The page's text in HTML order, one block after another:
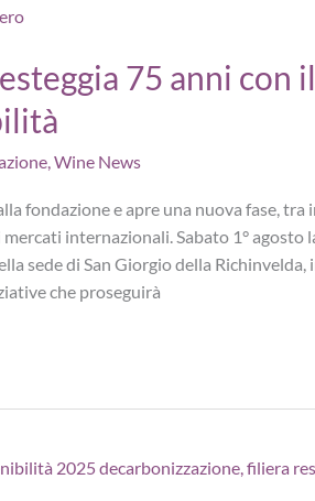
75 anni con
,Wine News
fondazione e apre una nuova fase,
internazionali. Sabato 1° agosto
sede di San Giorgio della Richinvelda,
che proseguirà